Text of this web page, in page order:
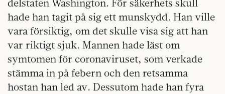
delstaten Washington. För säkerhets skull
hade han tagit på sig ett munskydd. Han ville
vara försiktig, om det skulle visa sig att han
var riktigt sjuk. Mannen hade läst om
symtomen för coronaviruset, som verkade
stämma in på febern och den retsamma
hostan han led av. Dessutom hade han fyra